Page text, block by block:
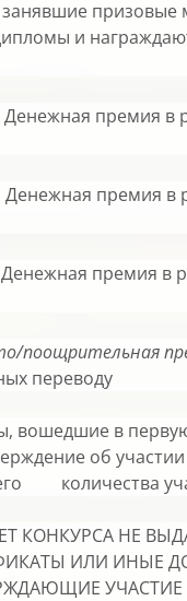
призовые
и
Денежная премия в
Денежная премия в
Денежная премия в
поощрительная
переводу
в первую
об участии
количества
КОНКУРСА НЕ
ИЛИ ИНЫЕ
УЧАСТИЕ